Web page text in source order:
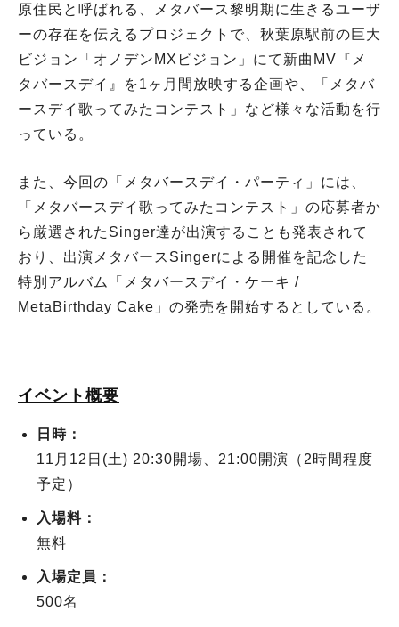
原住民と呼ばれる、メタバース黎明期に生きるユーザ
ーの存在を伝えるプロジェクトで、秋葉原駅前の巨大
ビジョン「オノデンMXビジョン」にて新曲MV『メ
タバースデイ』を1ヶ月間放映する企画や、「メタバ
ースデイ歌ってみたコンテスト」など様々な活動を行
っている。
また、今回の「メタバースデイ・パーティ」には、
「メタバースデイ歌ってみたコンテスト」の応募者か
ら厳選されたSinger達が出演することも発表されて
おり、出演メタバースSingerによる開催を記念した
特別アルバム「メタバースデイ・ケーキ /
MetaBirthday Cake」の発売を開始するとしている。
イベント概要
日時：
11月12日(土) 20:30開場、21:00開演（2時間程度
予定）
入場料：
無料
入場定員：
500名